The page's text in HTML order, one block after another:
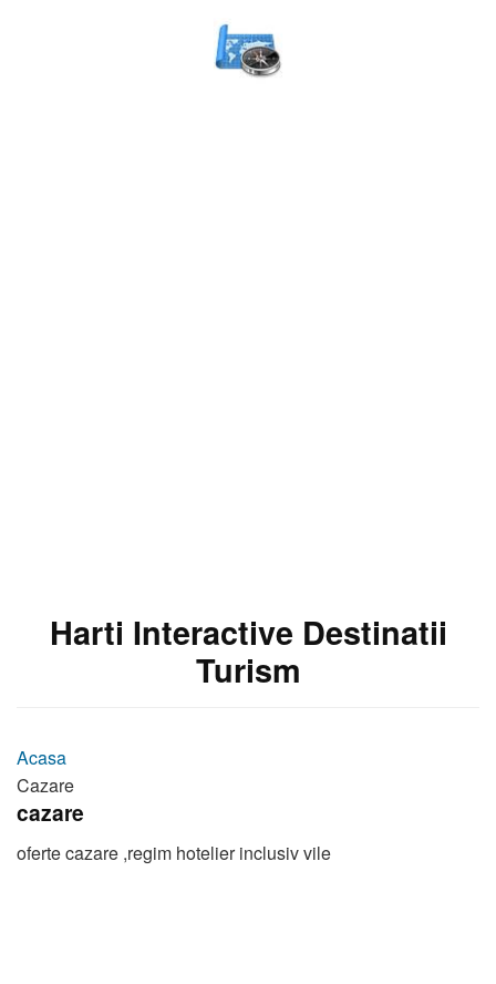
Harti Interactive Destinatii
Turism
Acasa
Cazare
cazare
oferte cazare ,regim hotelier inclusiv vile